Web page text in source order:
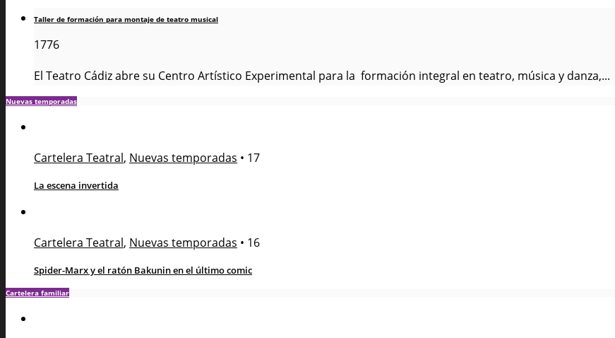
Taller de formación para montaje de teatro musical
1776
El Teatro Cádiz abre su Centro Artístico Experimental para la formación integral en teatro, música y danza,...
Nuevas temporadas
Cartelera Teatral, Nuevas temporadas • 17
La escena invertida
Cartelera Teatral, Nuevas temporadas • 16
Spider-Marx y el ratón Bakunin en el último comic
Cartelera familiar